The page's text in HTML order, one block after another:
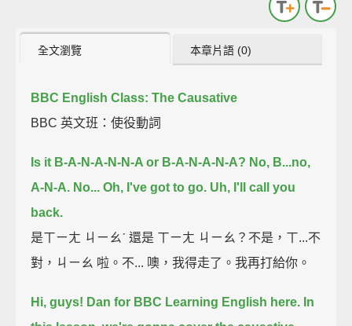
全文瀏覽 本章片語 (0)
BBC English Class: The Causative
BBC 英文班：使役動詞
Is it B-A-N-A-N-N-A or B-A-N-A-N-A? No, B...no,
A-N-A. No... Oh, I've got to go. Uh, I'll call you
back.
是ㄒㄧㄤ ㄐㄧㄠˊ 還是 ㄒㄧㄤ ㄐㄧㄠ？不是，ㄒ...不
對，ㄐㄧㄠ 啦。不... 噢，我得走了。我再打給你。
Hi, guys! Dan for BBC Learning English here. In